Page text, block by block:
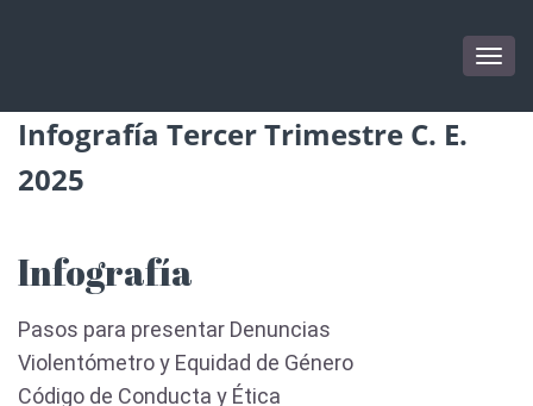
Infografía Tercer Trimestre C. E.
2025
Infografía
Pasos para presentar Denuncias
Violentómetro y Equidad de Género
Código de Conducta y Ética